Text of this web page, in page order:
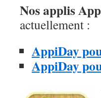
Nos applis
actuellement :
AppiDay
AppiDay